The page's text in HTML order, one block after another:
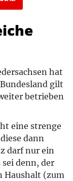
hat
gilt
betrieben
eine strenge
dann
darf nur ein
denn, der
Haushalt (zum